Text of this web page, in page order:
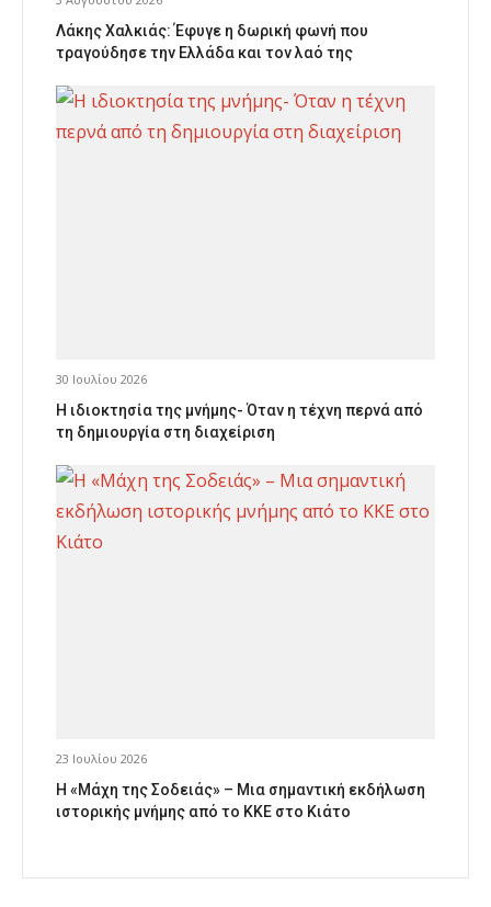
Λάκης Χαλκιάς: Έφυγε η δωρική φωνή που
τραγούδησε την Ελλάδα και τον λαό της
30 Ιουλίου 2026
Η ιδιοκτησία της μνήμης- Όταν η τέχνη περνά από
τη δημιουργία στη διαχείριση
23 Ιουλίου 2026
Η «Μάχη της Σοδειάς» – Μια σημαντική εκδήλωση
ιστορικής μνήμης από το ΚΚΕ στο Κιάτο